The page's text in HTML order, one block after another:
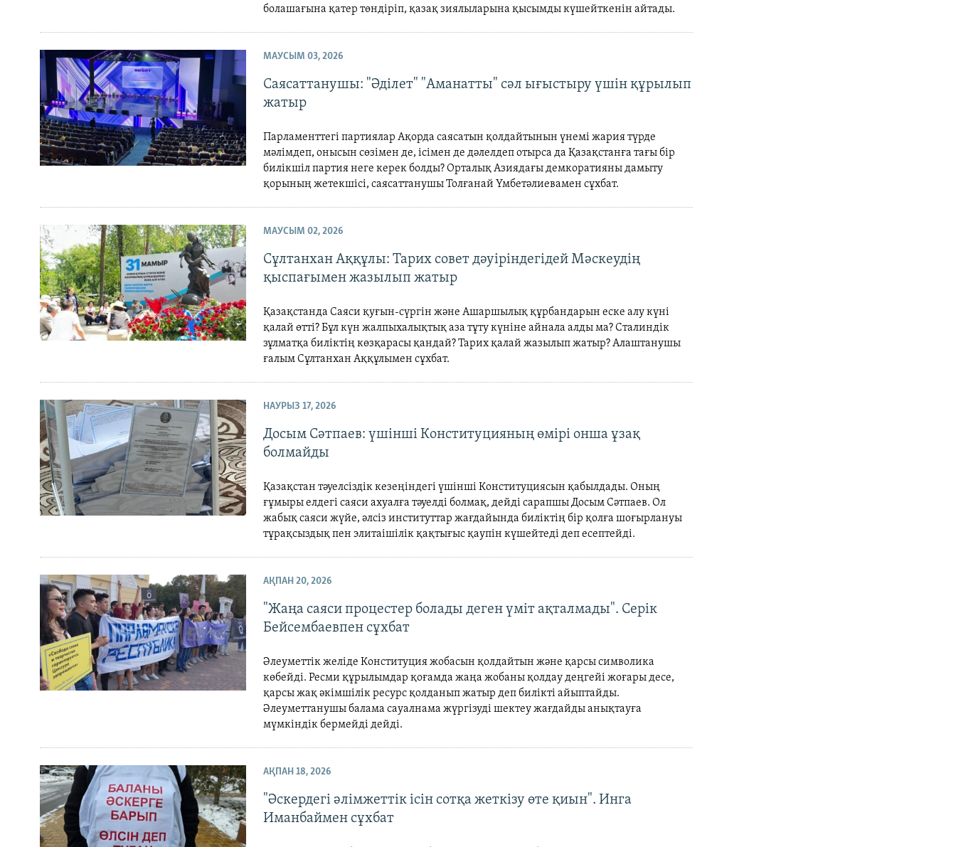
болашағына қатер төндіріп, қазақ зиялыларына қысымды күшейткенін айтады.
МАУСЫМ 03, 2026
Саясаттанушы: "Әділет" "Аманатты" сәл ығыстыру үшін құрылып
жатыр
Парламенттегі партиялар Ақорда саясатын қолдайтынын үнемі жария түрде
мәлімдеп, онысын сөзімен де, ісімен де дәлелдеп отырса да Қазақстанға тағы бір
билікшіл партия неге керек болды? Орталық Азиядағы демкоратияны дамыту
қорының жетекшісі, саясаттанушы Толғанай Үмбетәлиевамен сұхбат.
МАУСЫМ 02, 2026
Сұлтанхан Аққұлы: Тарих совет дәуіріндегідей Мәскеудің
қыспағымен жазылып жатыр
Қазақстанда Саяси қуғын-сүргін және Ашаршылық құрбандарын еске алу күні
қалай өтті? Бұл күн жалпыхалықтық аза тұту күніне айнала алды ма? Сталиндік
зұлматқа биліктің көзқарасы қандай? Тарих қалай жазылып жатыр? Алаштанушы
ғалым Сұлтанхан Аққұлымен сұхбат.
НАУРЫЗ 17, 2026
Досым Сәтпаев: үшінші Конституцияның өмірі онша ұзақ
болмайды
Қазақстан тәуелсіздік кезеңіндегі үшінші Конституциясын қабылдады. Оның
ғұмыры елдегі саяси ахуалға тәуелді болмақ, дейді сарапшы Досым Сәтпаев. Ол
жабық саяси жүйе, әлсіз институттар жағдайында биліктің бір қолға шоғырлануы
тұрақсыздық пен элитаішілік қақтығыс қаупін күшейтеді деп есептейді.
АҚПАН 20, 2026
"Жаңа саяси процестер болады деген үміт ақталмады". Серік
Бейсембаевпен сұхбат
Әлеуметтік желіде Конституция жобасын қолдайтын және қарсы символика
көбейді. Ресми құрылымдар қоғамда жаңа жобаны қолдау деңгейі жоғары десе,
қарсы жақ әкімшілік ресурс қолданып жатыр деп билікті айыптайды.
Әлеуметтанушы балама сауалнама жүргізуді шектеу жағдайды анықтауға
мүмкіндік бермейді дейді.
АҚПАН 18, 2026
"Әскердегі әлімжеттік ісін сотқа жеткізу өте қиын". Инга
Иманбаймен сұхбат